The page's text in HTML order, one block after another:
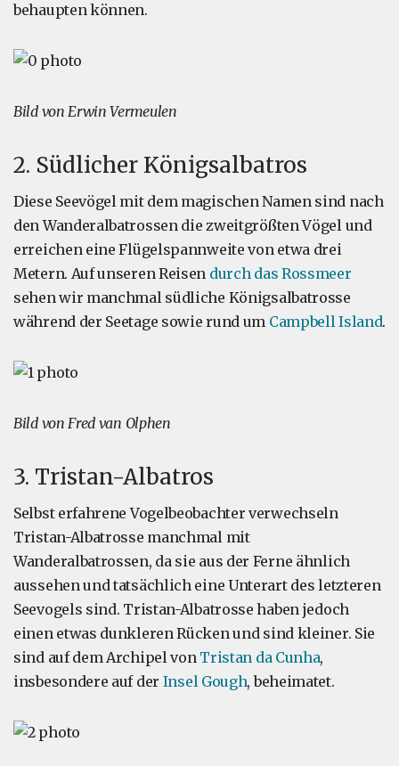
behaupten können.
Bild von Erwin Vermeulen
2. Südlicher Königsalbatros
Diese Seevögel mit dem magischen Namen sind nach
den Wanderalbatrossen die zweitgrößten Vögel und
erreichen eine Flügelspannweite von etwa drei
Metern. Auf unseren Reisen durch das Rossmeer
sehen wir manchmal südliche Königsalbatrosse
während der Seetage sowie rund um Campbell Island.
Bild von Fred van Olphen
3. Tristan-Albatros
Selbst erfahrene Vogelbeobachter verwechseln
Tristan-Albatrosse manchmal mit
Wanderalbatrossen, da sie aus der Ferne ähnlich
aussehen und tatsächlich eine Unterart des letzteren
Seevogels sind. Tristan-Albatrosse haben jedoch
einen etwas dunkleren Rücken und sind kleiner. Sie
sind auf dem Archipel von Tristan da Cunha,
insbesondere auf der Insel Gough, beheimatet.